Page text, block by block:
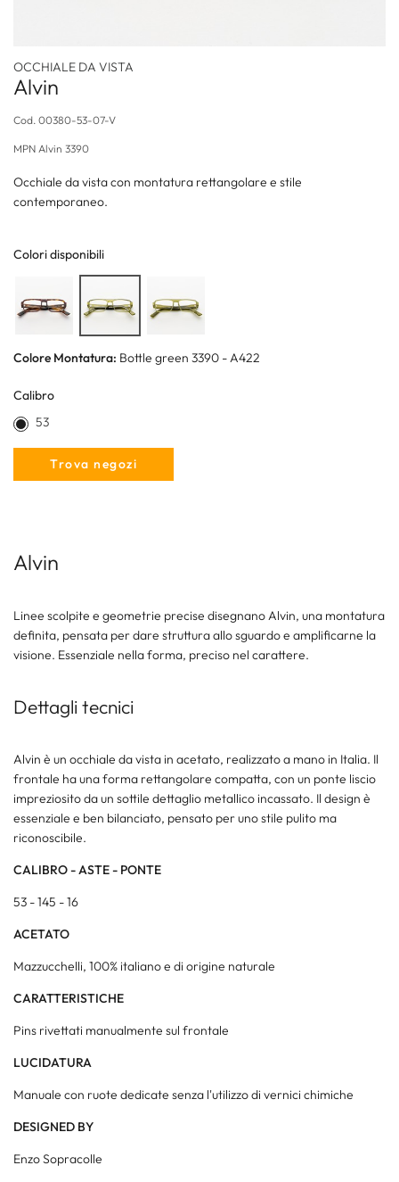
OCCHIALE DA VISTA
Alvin
Cod. 00380-53-07-V
MPN Alvin 3390
Occhiale da vista con montatura rettangolare e stile
contemporaneo.
Colori disponibili
Colore Montatura: Bottle green 3390 - A422
Calibro
53
Trova negozi
Alvin
Linee scolpite e geometrie precise disegnano Alvin, una montatura
definita, pensata per dare struttura allo sguardo e amplificarne la
visione. Essenziale nella forma, preciso nel carattere.
Dettagli tecnici
Alvin è un occhiale da vista in acetato, realizzato a mano in Italia. Il
frontale ha una forma rettangolare compatta, con un ponte liscio
impreziosito da un sottile dettaglio metallico incassato. Il design è
essenziale e ben bilanciato, pensato per uno stile pulito ma
riconoscibile.
CALIBRO - ASTE - PONTE
53 - 145 - 16
ACETATO
Mazzucchelli, 100% italiano e di origine naturale
CARATTERISTICHE
Pins rivettati manualmente sul frontale
LUCIDATURA
Manuale con ruote dedicate senza l'utilizzo di vernici chimiche
DESIGNED BY
Enzo Sopracolle